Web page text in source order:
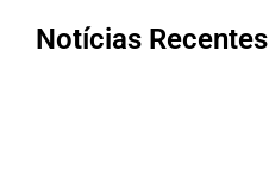
Notícias Recentes